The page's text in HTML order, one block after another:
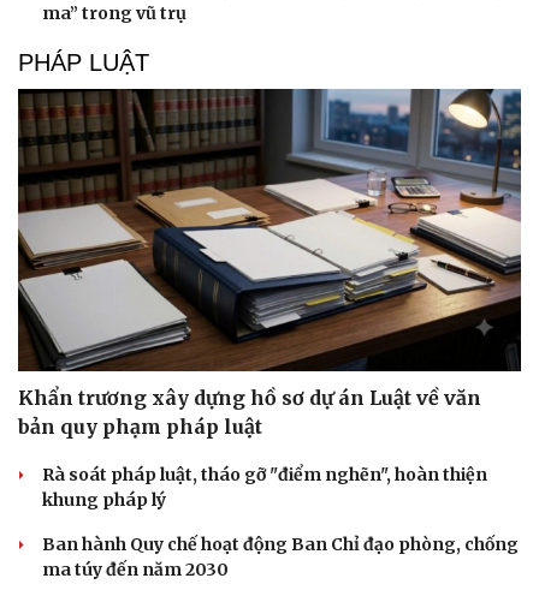
ma” trong vũ trụ
PHÁP LUẬT
Khẩn trương xây dựng hồ sơ dự án Luật về văn
bản quy phạm pháp luật
Rà soát pháp luật, tháo gỡ "điểm nghẽn", hoàn thiện
khung pháp lý
Ban hành Quy chế hoạt động Ban Chỉ đạo phòng, chống
ma túy đến năm 2030